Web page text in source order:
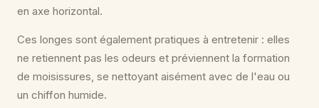
en axe horizontal.
Ces longes sont également pratiques à entretenir : elles
ne retiennent pas les odeurs et préviennent la formation
de moisissures, se nettoyant aisément avec de l'eau ou
un chiffon humide.